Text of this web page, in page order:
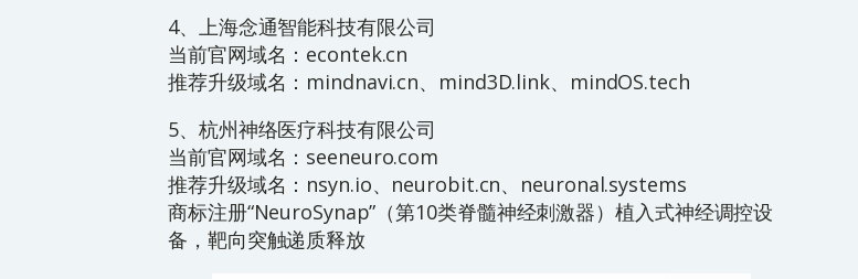
4、上海念通智能科技有限公司
当前官网域名：econtek.cn
推荐升级域名：mindnavi.cn、mind3D.link、mindOS.tech
5、杭州神络医疗科技有限公司
当前官网域名：seeneuro.com
推荐升级域名：nsyn.io、neurobit.cn、neuronal.systems
商标注册“NeuroSynap”（第10类脊髓神经刺激器）植入式神经调控设
备，靶向突触递质释放